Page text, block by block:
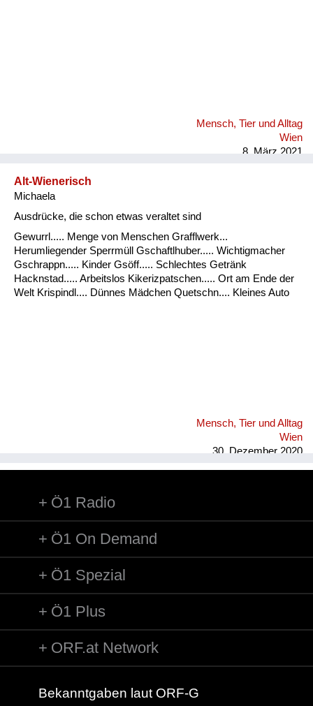
Mensch, Tier und Alltag
Wien
8. März 2021
Alt-Wienerisch
Michaela
Ausdrücke, die schon etwas veraltet sind
Gewurrl..... Menge von Menschen Grafflwerk...
Herumliegender Sperrmüll Gschaftlhuber..... Wichtigmacher
Gschrappn..... Kinder Gsöff..... Schlechtes Getränk
Hacknstad..... Arbeitslos Kikerizpatschen..... Ort am Ende der
Welt Krispindl.... Dünnes Mädchen Quetschn.... Kleines Auto
Mensch, Tier und Alltag
Wien
30. Dezember 2020
Ö1 Radio
Ö1 On Demand
Ö1 Spezial
Ö1 Plus
ORF.at Network
Bekanntgaben laut ORF-G